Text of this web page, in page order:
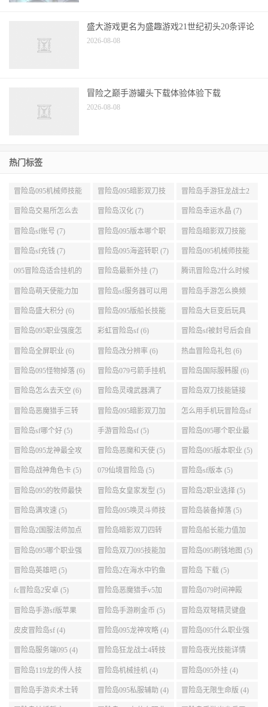
盛大游戏更名为盛趣游戏21世纪初头20条评论
2026-08-08
冒险之巅手游罐头下载体验体验下载
2026-08-08
热门标签
冒险岛095机械师技能
展示 (9)
冒险岛095暗影双刀技
能加点 (9)
冒险岛手游狂龙战士2
转 (9)
冒险岛交易所怎么去
(8)
冒险岛汉化 (7) 冒险岛幸运水晶 (7)
冒险岛sf账号 (7) 冒险岛095版本哪个职
业段数高些 (7)
冒险岛暗影双刀技能
加点095版本 (7)
冒险岛sf充钱 (7) 冒险岛095海盗转职 (7) 冒险岛095机械师技能
演示 (7)
095冒险岛适合挂机的
地图 (7)
冒险岛最新外挂 (7) 腾讯冒险岛2什么时候
公测 (7)
冒险岛萌天使能力加
点 (6)
冒险岛sf服务器可以用
自己电脑 (6)
冒险岛手游怎么换频
道 (6)
冒险岛盛大积分 (6) 冒险岛095版船长技能
介绍 (6)
冒险岛大巨变后玩具
城组队任务 (6)
冒险岛095职业强度怎
么选 (6)
彩虹冒险岛sf (6) 冒险岛sf被封号后会自
动关闭电脑 (6)
冒险岛全屏职业 (6) 冒险岛改分辨率 (6) 热血冒险岛礼包 (6)
冒险岛095怪物掉落 (6) 冒险岛079弓箭手挂机
升级的地方 (6)
冒险岛国际服韩服 (6)
冒险岛怎么去天空 (6) 冒险岛灵魂武器满了
(6)
冒险岛双刀技能链接
(5)
冒险岛恶魔猎手三转
技能加点顺序 (5)
冒险岛095暗影双刀加
点 (5)
怎么用手机玩冒险岛sf
(5)
冒险岛sf哪个好 (5) 手游冒险岛sf (5) 冒险岛095哪个职业最
好 (5)
冒险岛095龙神最全攻
略 (5)
冒险岛恶魔和天使 (5) 冒险岛095版本职业 (5)
冒险岛战神角色卡 (5) 079仙境冒险岛 (5) 冒险岛sf版本 (5)
冒险岛095的牧师最快
升级路线 (5)
冒险岛女皇家发型 (5) 冒险岛2职业选择 (5)
冒险岛满攻速 (5) 冒险岛095唤灵斗师技
能介绍 (5)
冒险岛装备掉落 (5)
冒险岛2国服法师加点
(5)
冒险岛暗影双刀四转
任务 (5)
冒险岛船长能力值加
点 (5)
冒险岛095哪个职业强
势 (5)
冒险岛双刀095技能加
点 (5)
冒险岛095刷钱地图 (5)
冒险岛英雄吧 (5) 冒险岛2在海水中钓鱼
(5)
冒险岛 下载 (5)
fc冒险岛2安卓 (5) 冒险岛恶魔猎手v5加
点 (5)
冒险岛079时间神殿
999任务 (5)
冒险岛手游sf版苹果
(5)
冒险岛手游刷金币 (5) 冒险岛双弩精灵键盘
设置 (5)
皮皮冒险岛sf (4) 冒险岛095龙神攻略 (4) 冒险岛095什么职业强
(4)
冒险岛服务端095 (4) 冒险岛狂龙战士4转技
能加点 (4)
冒险岛夜光技能详情
(4)
冒险岛119龙的传人技
能加点 (4)
冒险岛机械挂机 (4) 冒险岛095外挂 (4)
冒险岛手游炎术士转 冒险岛095私服辅助 (4) 冒险岛无限生命版 (4)